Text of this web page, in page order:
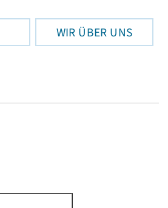
WIR ÜBER UNS